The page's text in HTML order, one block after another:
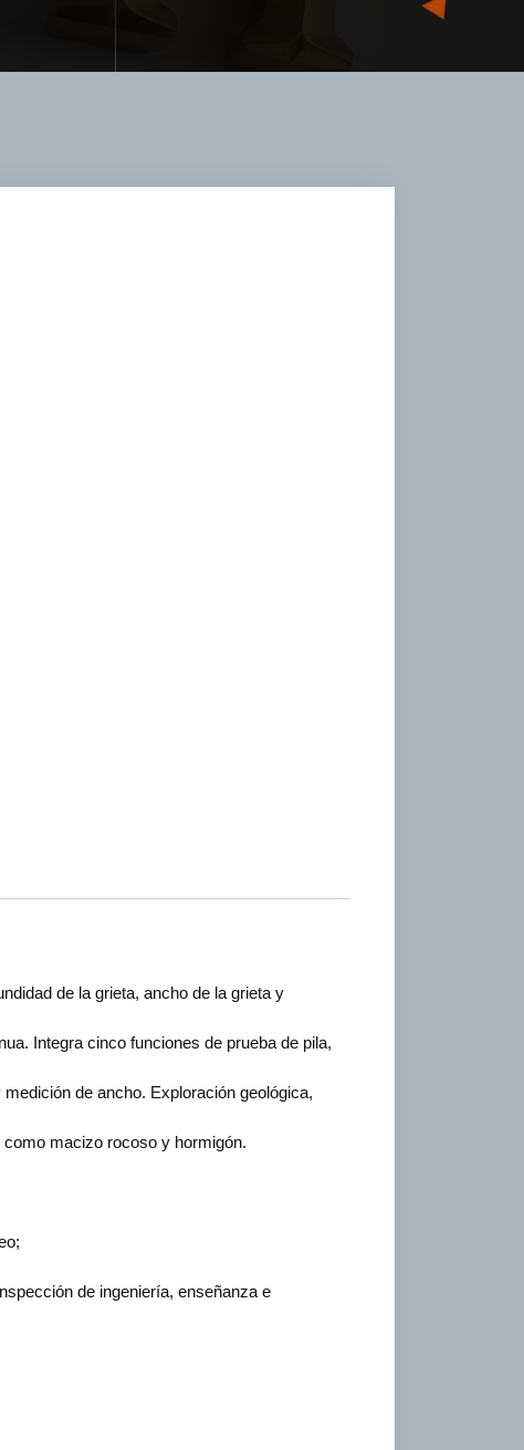
de la grieta, ancho de la grieta y
Integra cinco funciones de prueba de pila,
de ancho. Exploración geológica,
macizo rocoso y hormigón.
de ingeniería, enseñanza e